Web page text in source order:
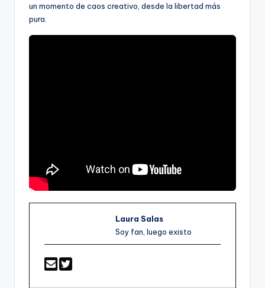
un momento de caos creativo, desde la libertad más
pura.
Laura Salas
Soy fan, luego existo